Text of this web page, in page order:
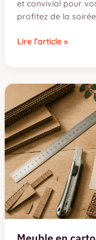
et convivial pour
profitez de la
Repas
comment
organiser
un
buffet
gourmand
sans
passer
sa
soirée
en
cuisine
Lire l’article »